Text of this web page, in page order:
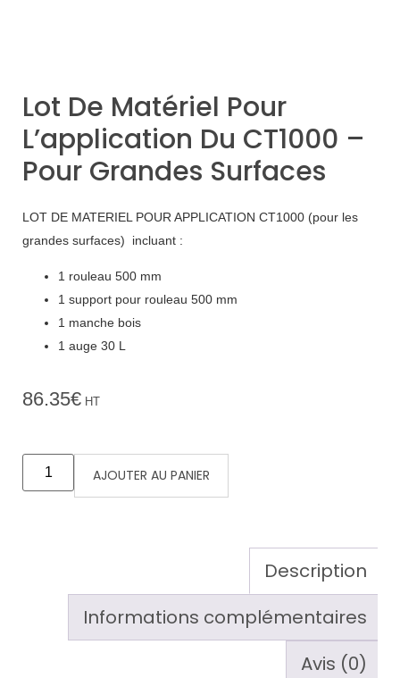
Lot De Matériel Pour
L’application Du CT1000 –
Pour Grandes Surfaces
LOT DE MATERIEL POUR APPLICATION CT1000 (pour les
grandes surfaces) incluant :
1 rouleau 500 mm
1 support pour rouleau 500 mm
1 manche bois
1 auge 30 L
86.35€ HT
AJOUTER AU PANIER
Description
Informations complémentaires
Avis (0)